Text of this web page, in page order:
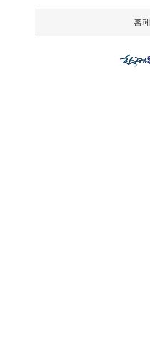
홈